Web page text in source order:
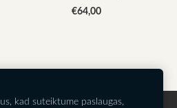
€64,00
kad suteiktume paslaugas,